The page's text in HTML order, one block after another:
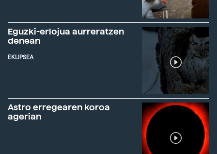
Eguzki-erlojua aurreratzen
denean
EKLIPSEA
Astro erregearen koroa
agerian